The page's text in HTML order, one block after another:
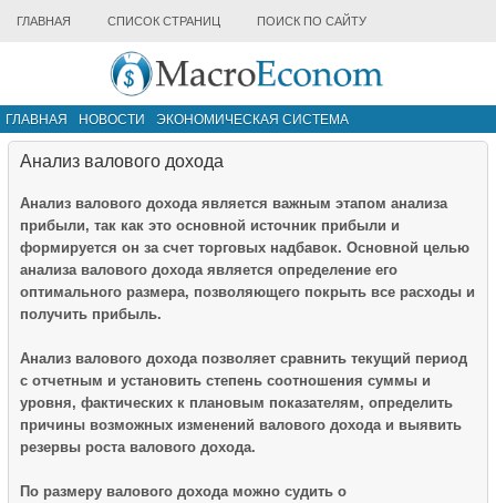
ГЛАВНАЯ СПИСОК СТРАНИЦ ПОИСК ПО САЙТУ
ГЛАВНАЯ НОВОСТИ
ЭКОНОМИЧЕСКАЯ СИСТЕМА
ИНФРАСТРУКТУРА РЫНКА
Анализ валового дохода
Анализ валового дохода является важным этапом анализа
прибыли, так как это основной источник прибыли и
формируется он за счет торговых надбавок. Основной целью
анализа валового дохода является определение его
оптимального размера, позволяющего покрыть все расходы и
получить прибыль.
Анализ валового дохода позволяет сравнить текущий период
с отчетным и установить степень соотношения суммы и
уровня, фактических к плановым показателям, определить
причины возможных изменений валового дохода и выявить
резервы роста валового дохода.
По размеру валового дохода можно судить о